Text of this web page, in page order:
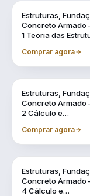
Estruturas,
Concreto Armado
1 Teoria das
e o Uso do BIM
Comprar agora
Estruturas,
Concreto Armado
2 Cálculo e
Estruturas Usuais
Concreto Armado
Comprar agora
Estruturas,
Concreto Armado
4 Cálculo e